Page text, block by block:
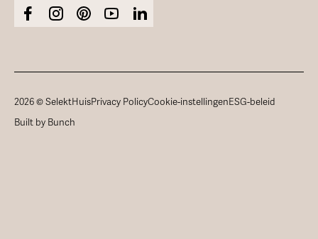
2026 © SelektHuisPrivacy PolicyCookie-instellingenESG-beleid
Built by Bunch